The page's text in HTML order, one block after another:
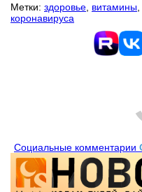
Метки: здоровье витамины
коронавируса
Социальные комментарии